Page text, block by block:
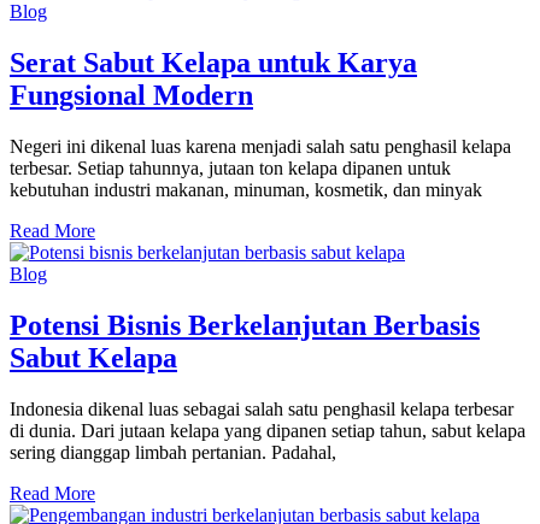
Blog
Serat Sabut Kelapa untuk Karya
Fungsional Modern
Negeri ini dikenal luas karena menjadi salah satu penghasil kelapa
terbesar. Setiap tahunnya, jutaan ton kelapa dipanen untuk
kebutuhan industri makanan, minuman, kosmetik, dan minyak
Read More
Blog
Potensi Bisnis Berkelanjutan Berbasis
Sabut Kelapa
Indonesia dikenal luas sebagai salah satu penghasil kelapa terbesar
di dunia. Dari jutaan kelapa yang dipanen setiap tahun, sabut kelapa
sering dianggap limbah pertanian. Padahal,
Read More